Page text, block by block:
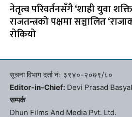
नेतृत्व परिवर्तनसँगै ‘शाही युवा
राजतन्त्रको पक्षमा सञ्चालित
रोकियो
सूचना विभाग दर्ता नंः ३९४०-२०७९/८०
Editor-in-Chief: Devi Prasad Basyal
सम्पर्क
Dhun Films And Media Pvt. Ltd.